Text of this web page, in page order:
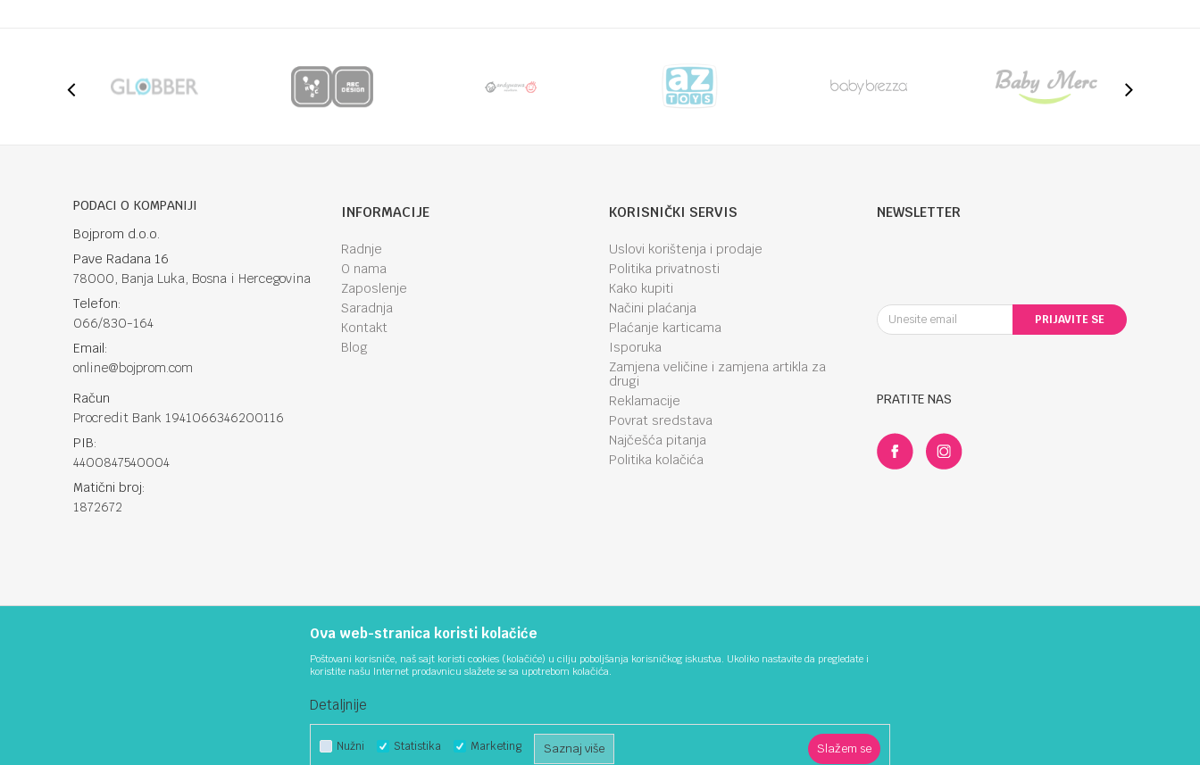
POŠALJI
PODACI O KOMPANIJI
Bojprom d.o.o.
Pave Radana 16
78000, Banja Luka, Bosna i Hercegovina
Telefon:
066/830-164
Email:
online@bojprom.com
Račun
Procredit Bank 1941066346200116
PIB:
4400847540004
Matični broj:
1872672
INFORMACIJE
Radnje
O nama
Zaposlenje
Saradnja
Kontakt
Blog
KORISNIČKI SERVIS
Uslovi korištenja i prodaje
Politika privatnosti
Kako kupiti
Načini plaćanja
Plaćanje karticama
Isporuka
Zamjena veličine i zamjena artikla za
drugi
Reklamacije
Povrat sredstava
Najčešća pitanja
Politika kolačića
NEWSLETTER
PRIJAVITE SE
PRATITE NAS
podrazumijeva da su dostupni u svakom trenutku. Raspoloživost robe možete provjeriti pozivom na 051/300-344 ili 066/826-479.
Ova web-stranica koristi kolačiće
Poštovani korisniče, naš sajt koristi cookies (kolačiće) u cilju poboljšanja korisničkog iskustva. Ukoliko nastavite da pregledate i
koristite našu Internet prodavnicu slažete se sa upotrebom kolačića.
Detaljnije
Nužni Statistika Marketing Saznaj više Slažem se